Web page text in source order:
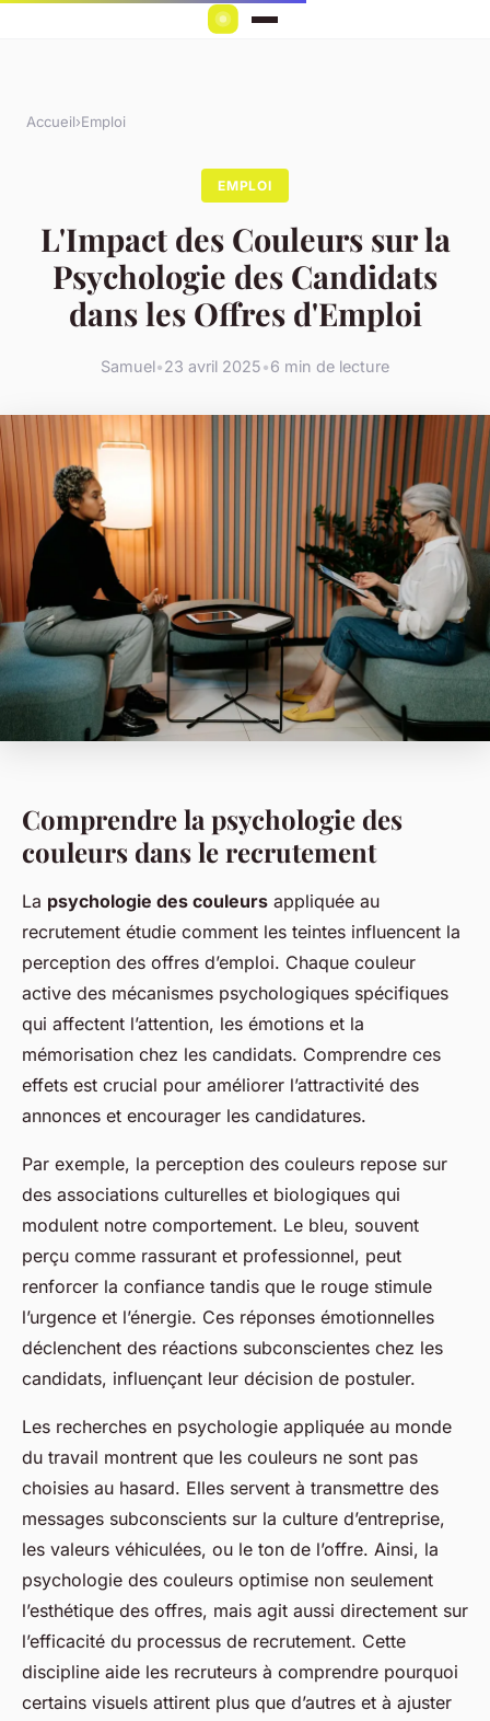
Accueil›Emploi
EMPLOI
L'Impact des Couleurs sur la
Psychologie des Candidats
dans les Offres d'Emploi
Samuel•23 avril 2025•6 min de lecture
Comprendre la psychologie des
couleurs dans le recrutement
La psychologie des couleurs appliquée au
recrutement étudie comment les teintes influencent la
perception des offres d’emploi. Chaque couleur
active des mécanismes psychologiques spécifiques
qui affectent l’attention, les émotions et la
mémorisation chez les candidats. Comprendre ces
effets est crucial pour améliorer l’attractivité des
annonces et encourager les candidatures.
Par exemple, la perception des couleurs repose sur
des associations culturelles et biologiques qui
modulent notre comportement. Le bleu, souvent
perçu comme rassurant et professionnel, peut
renforcer la confiance tandis que le rouge stimule
l’urgence et l’énergie. Ces réponses émotionnelles
déclenchent des réactions subconscientes chez les
candidats, influençant leur décision de postuler.
Les recherches en psychologie appliquée au monde
du travail montrent que les couleurs ne sont pas
choisies au hasard. Elles servent à transmettre des
messages subconscients sur la culture d’entreprise,
les valeurs véhiculées, ou le ton de l’offre. Ainsi, la
psychologie des couleurs optimise non seulement
l’esthétique des offres, mais agit aussi directement sur
l’efficacité du processus de recrutement. Cette
discipline aide les recruteurs à comprendre pourquoi
certains visuels attirent plus que d’autres et à ajuster